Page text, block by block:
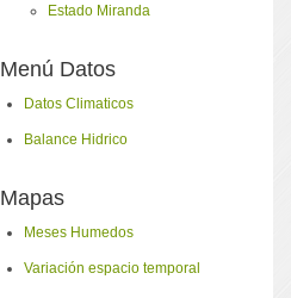
Estado Miranda
Menú Datos
Datos Climaticos
Balance Hidrico
Mapas
Meses Humedos
Variación espacio temporal